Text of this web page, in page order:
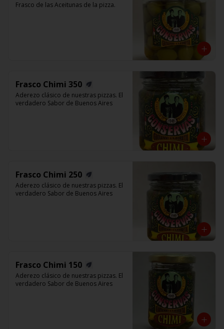
Frasco de las Aceitunas de la pizza.
Frasco Chimi 350
Aderezo clásico de nuestras pizzas. El
verdadero Sabor de Buenos Aires
Frasco Chimi 250
Aderezo clásico de nuestras pizzas. El
verdadero Sabor de Buenos Aires
Frasco Chimi 150
Aderezo clásico de nuestras pizzas. El
verdadero Sabor de Buenos Aires